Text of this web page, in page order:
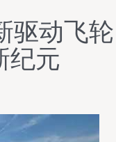
驱动飞轮
纪元